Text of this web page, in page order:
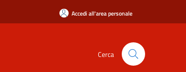
Accedi all'area personale
Cerca